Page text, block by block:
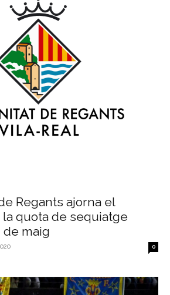
Regants ajorna el
quota de sequiatge
de maig
0